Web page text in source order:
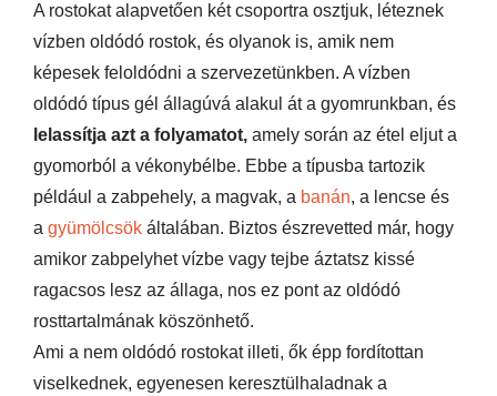
A rostokat alapvetően két csoportra osztjuk, léteznek
vízben oldódó rostok, és olyanok is, amik nem
képesek feloldódni a szervezetünkben. A vízben
oldódó típus gél állagúvá alakul át a gyomrunkban, és
lelassítja azt a folyamatot, amely során az étel eljut a
gyomorból a vékonybélbe. Ebbe a típusba tartozik
például a zabpehely, a magvak, a banán, a lencse és
a gyümölcsök általában. Biztos észrevetted már, hogy
amikor zabpelyhet vízbe vagy tejbe áztatsz kissé
ragacsos lesz az állaga, nos ez pont az oldódó
rosttartalmának köszönhető.
Ami a nem oldódó rostokat illeti, ők épp fordítottan
viselkednek, egyenesen keresztülhaladnak a